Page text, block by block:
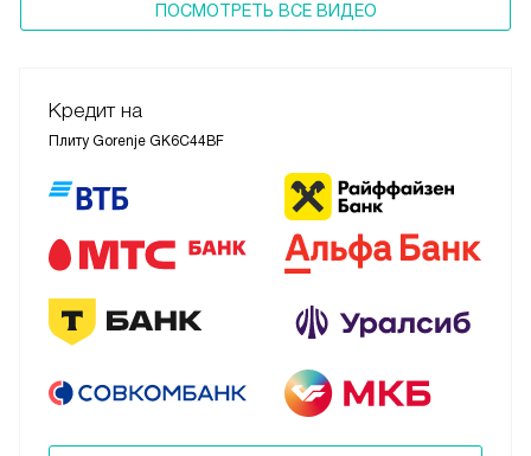
ПОСМОТРЕТЬ ВСЕ ВИДЕО
Кредит на
Плиту Gorenje GK6C44BF